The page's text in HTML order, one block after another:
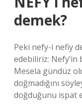
demek?
Peki nefy-i nefiy
edebiliriz: Nefy’in
Mesela gündüz
doğmadığını
doğduğunu ispat